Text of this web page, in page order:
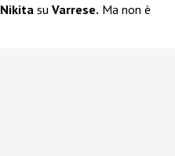
Nikita su Varrese. Ma non è